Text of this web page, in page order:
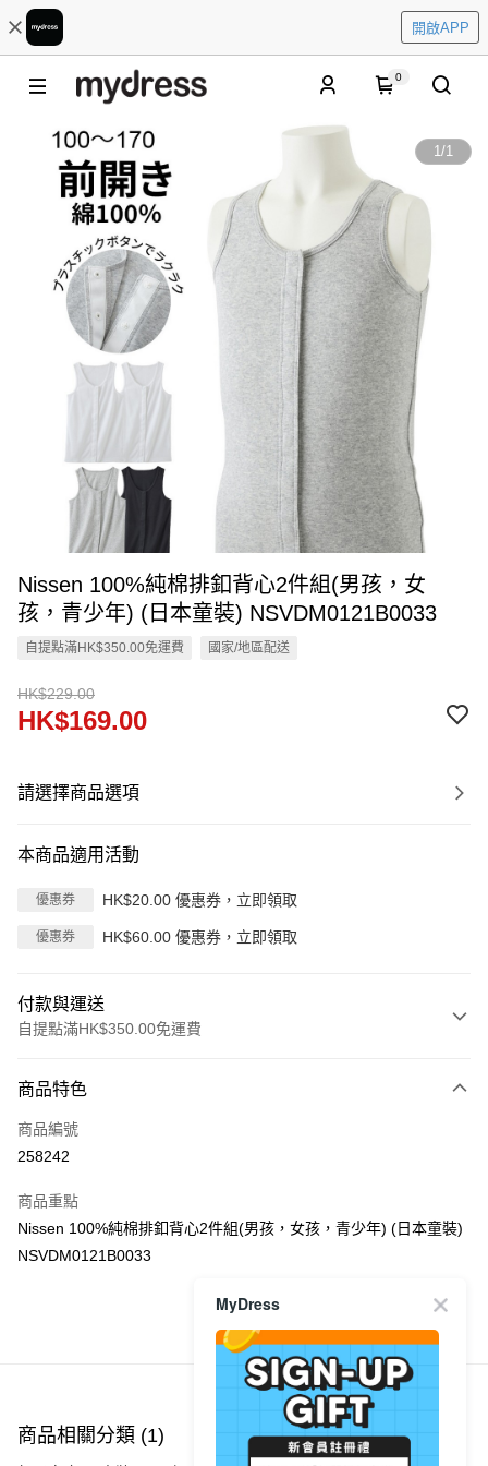
開啟APP
0
1/1
Nissen 100%純棉排釦背心2件組(男孩，女
孩，青少年) (日本童裝) NSVDM0121B0033
自提點滿HK$350.00免運費 國家/地區配送
HK$229.00
HK$169.00
請選擇商品選項
本商品適用活動
優惠券 HK$20.00 優惠券，立即領取
優惠券 HK$60.00 優惠券，立即領取
付款與運送
自提點滿HK$350.00免運費
信用卡
Apple Pay
PayMe
WeChat Pay
每筆HK$40.00，滿HK$350.00或以上免運費
付款後順豐站及營業點
每筆HK$40.00，滿HK$350.00或以上免運費
商品特色
商品編號
258242
商品重點
Nissen 100%純棉排釦背心2件組(男孩，女孩，青少年) (日本童裝)
NSVDM0121B0033
商品推薦
商品相關分類 (1)
MyDress